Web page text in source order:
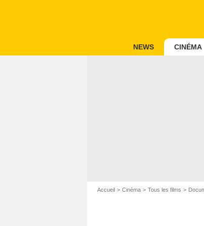
NEWS CINÉMA
Accueil Cinéma Tous les films